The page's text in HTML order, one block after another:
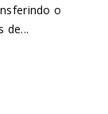
o
de...